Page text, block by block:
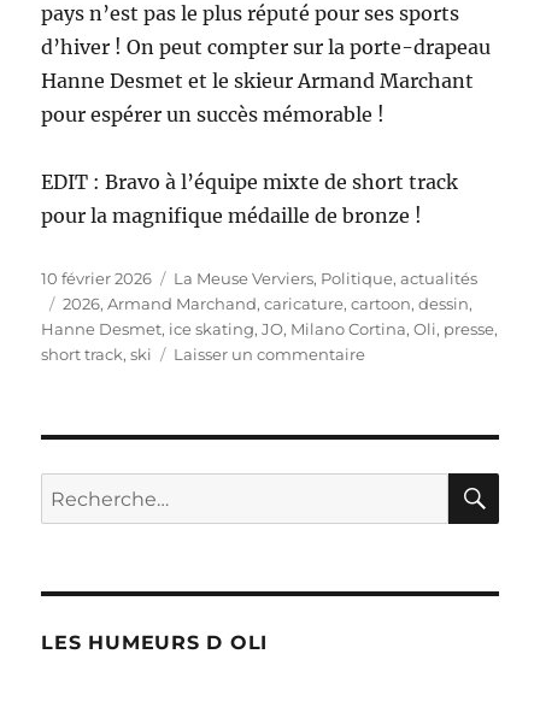
pays n’est pas le plus réputé pour ses sports
d’hiver ! On peut compter sur la porte-drapeau
Hanne Desmet et le skieur Armand Marchant
pour espérer un succès mémorable !
EDIT : Bravo à l’équipe mixte de short track
pour la magnifique médaille de bronze !
Publié
le
10 février 2026 Catégories
La Meuse Verviers, Politique, actualités
Étiquettes
2026,Armand Marchand,caricature,cartoon,dessin,
Hanne Desmet, ice skating,JO, Milano Cortina,Oli, presse,
short track,ski Laisser un commentairesur
2026
Recherche
pour :
LES HUMEURS D OLI